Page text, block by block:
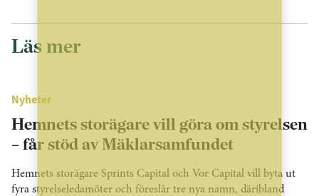
Läs mer
Nyheter
Hemnets storägare vill göra om styrelsen
– får stöd av Mäklarsamfundet
Hemnets storägare Sprints Capital och Vor Capital vill byta ut
fyra styrelseledamöter och föreslår tre nya namn, däribland